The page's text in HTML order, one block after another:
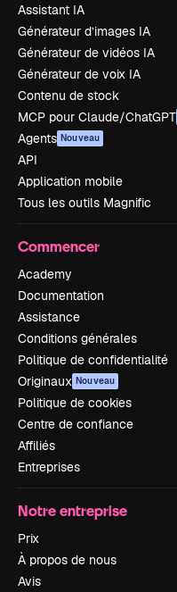
Assistant IA
Générateur d’images IA
Générateur de vidéos IA
Générateur de voix IA
Contenu de stock
MCP pour Claude/ChatGPT
Agents Nouveau
API
Application mobile
Tous les outils Magnific
Commencer
Academy
Documentation
Assistance
Conditions générales
Politique de confidentialité
Originaux Nouveau
Politique de cookies
Centre de confiance
Affiliés
Entreprises
Notre entreprise
Prix
À propos de nous
Avis